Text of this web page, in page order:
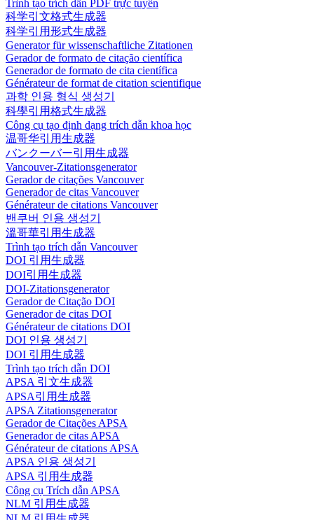
Trình tạo trích dẫn PDF trực tuyến
科学引文格式生成器
科学引用形式生成器
Generator für wissenschaftliche Zitationen
Gerador de formato de citação científica
Generador de formato de cita científica
Générateur de format de citation scientifique
과학 인용 형식 생성기
科學引用格式生成器
Công cụ tạo định dạng trích dẫn khoa học
温哥华引用生成器
バンクーバー引用生成器
Vancouver-Zitationsgenerator
Gerador de citações Vancouver
Generador de citas Vancouver
Générateur de citations Vancouver
밴쿠버 인용 생성기
溫哥華引用生成器
Trình tạo trích dẫn Vancouver
DOI 引用生成器
DOI引用生成器
DOI-Zitationsgenerator
Gerador de Citação DOI
Generador de citas DOI
Générateur de citations DOI
DOI 인용 생성기
DOI 引用生成器
Trình tạo trích dẫn DOI
APSA 引文生成器
APSA引用生成器
APSA Zitationsgenerator
Gerador de Citações APSA
Generador de citas APSA
Générateur de citations APSA
APSA 인용 생성기
APSA 引用生成器
Công cụ Trích dẫn APSA
NLM 引用生成器